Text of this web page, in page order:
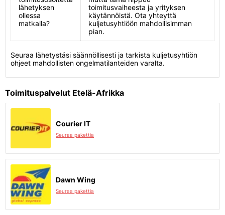
lähetyksen
ollessa
matkalla?
toimitusvaiheesta ja yrityksen
käytännöistä. Ota yhteyttä
kuljetusyhtiöön mahdollisimman
pian.
Seuraa lähetystäsi säännöllisesti ja tarkista kuljetusyhtiön
ohjeet mahdollisten ongelmatilanteiden varalta.
Toimituspalvelut Etelä-Afrikka
Courier IT
Seuraa pakettia
Dawn Wing
Seuraa pakettia